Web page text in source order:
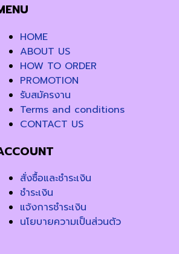
HOME
ABOUT US
HOW TO ORDER
PROMOTION
รับสมัครงาน
Terms and conditions
CONTACT US
สั่งซื้อและชำระเงิน
ชำระเงิน
แจ้งการชำระเงิน
นโยบายความเป็นส่วนตัว